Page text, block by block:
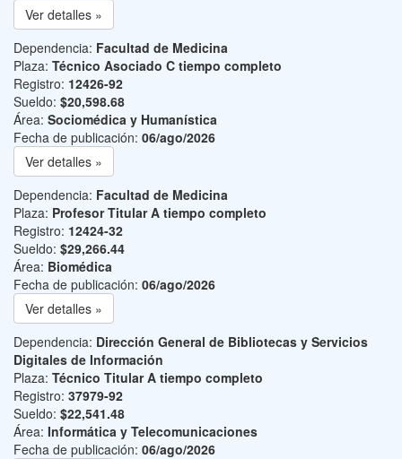
Ver detalles »
Dependencia: Facultad de Medicina
Plaza: Técnico Asociado C tiempo completo
Registro: 12426-92
Sueldo: $20,598.68
Área: Sociomédica y Humanística
Fecha de publicación: 06/ago/2026
Ver detalles »
Dependencia: Facultad de Medicina
Plaza: Profesor Titular A tiempo completo
Registro: 12424-32
Sueldo: $29,266.44
Área: Biomédica
Fecha de publicación: 06/ago/2026
Ver detalles »
Dependencia: Dirección General de Bibliotecas y Servicios
Digitales de Información
Plaza: Técnico Titular A tiempo completo
Registro: 37979-92
Sueldo: $22,541.48
Área: Informática y Telecomunicaciones
Fecha de publicación: 06/ago/2026